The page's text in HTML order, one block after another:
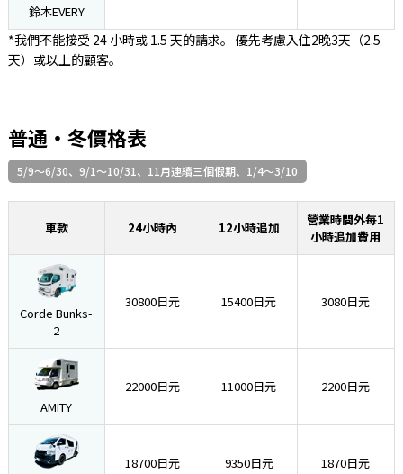
鈴木EVERY
*我們不能接受 24 小時或 1.5 天的請求。 優先考慮入住2晚3天（2.5
天）或以上的顧客。
普通・冬價格表
5/9～6/30、9/1～10/31、11月連續三個假期、1/4～3/10
車款 24小時內 12小時追加
營業時間外每1
小時追加費用
Corde Bunks-
2
30800日元 15400日元 3080日元
AMITY
22000日元 11000日元 2200日元
18700日元 9350日元 1870日元